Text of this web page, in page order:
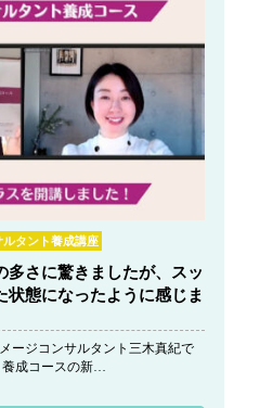
タント養成講座
多さに驚きましたが、スッ
状態になったように感じま
ージコンサルタント三木真紀で
成コースの新…